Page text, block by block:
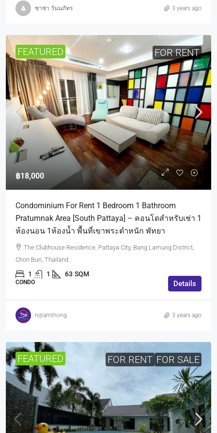
ซาซ่า วันนภัทร 3 years ago
FEATURED FOR RENT
฿18,000
Condominium For Rent 1 Bedroom 1 Bathroom
Pratumnak Area [South Pattaya] – คอนโดสำหรับเช่า 1
ห้องนอน 1ห้องน้ำ พื้นที่เขาพระตำหนัก พัทยา
The Clubhouse Residence, Pattaya City, Bang Lamung District,
Chon Buri, Thailand
1 1 63 SQM
CONDO Details
nijtamthong 3 years ago
FEATURED FOR RENT FOR SALE